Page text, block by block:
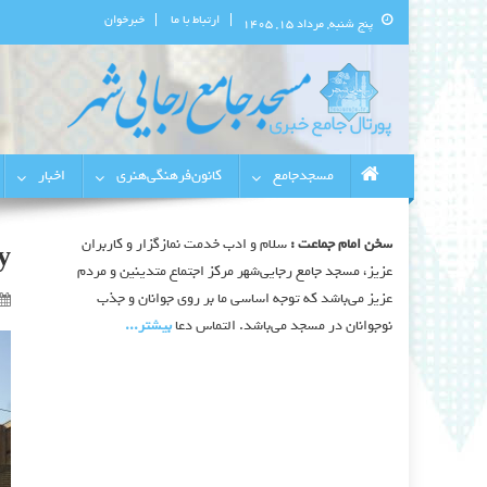
پنج شنبه, مرداد ۱۵, ۱۴۰۵ ارتباط با ما خبرخوان
پورتال اطلاع‌رسانی مسجد
استان البرز
مسجدجامع
کانون‌فرهنگی‌هنری اخبار
سخن امام جماعت :سلام و ادب خدمت نمازگزار و کاربران
عزیز، مسجد جامع رجایی‌شهر مرکز اجتماع متدینین و مردم
عزیز می‌باشد که توجه اساسی ما بر روی جوانان و جذب
نوجوانان در مسجد می‌باشد. التماس دعابیشتر‫...‬